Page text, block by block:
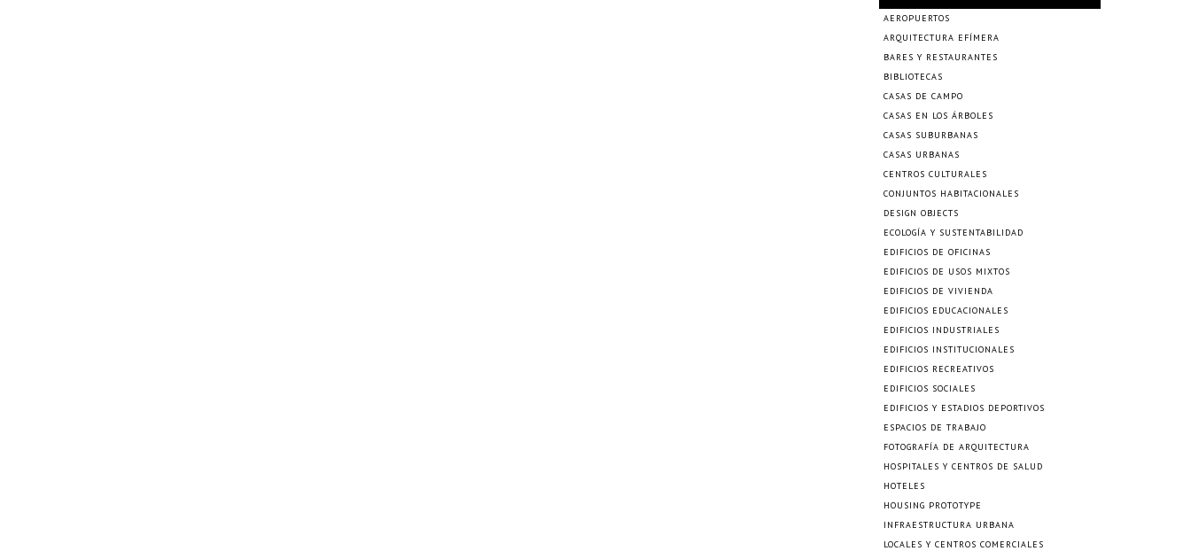
AEROPUERTOS
ARQUITECTURA EFÍMERA
BARES Y RESTAURANTES
BIBLIOTECAS
CASAS DE CAMPO
CASAS EN LOS ÁRBOLES
CASAS SUBURBANAS
CASAS URBANAS
CENTROS CULTURALES
CONJUNTOS HABITACIONALES
DESIGN OBJECTS
ECOLOGÍA Y SUSTENTABILIDAD
EDIFICIOS DE OFICINAS
EDIFICIOS DE USOS MIXTOS
EDIFICIOS DE VIVIENDA
EDIFICIOS EDUCACIONALES
EDIFICIOS INDUSTRIALES
EDIFICIOS INSTITUCIONALES
EDIFICIOS RECREATIVOS
EDIFICIOS SOCIALES
EDIFICIOS Y ESTADIOS DEPORTIVOS
ESPACIOS DE TRABAJO
FOTOGRAFÍA DE ARQUITECTURA
HOSPITALES Y CENTROS DE SALUD
HOTELES
HOUSING PROTOTYPE
INFRAESTRUCTURA URBANA
LOCALES Y CENTROS COMERCIALES